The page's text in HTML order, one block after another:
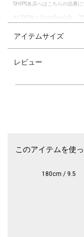
SHIPS各店へはこちらの品番に
米国の靴文化を象徴する
木型はドレスとカジュ
スト)。
スタイルにはもちろん、
インソールには高級感
仕様: レイドン ラスト／
アイテムサイズ
レビュー
このアイテムを使
180cm / 9.5